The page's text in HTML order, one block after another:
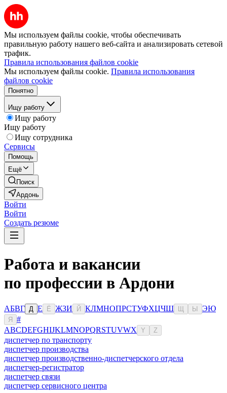
Мы используем файлы cookie, чтобы обеспечивать
правильную работу нашего веб-сайта и анализировать сетевой
трафик.
Правила использования файлов cookie
Мы используем файлы cookie. Правила использования
файлов cookie
Понятно
Ищу работу
Ищу работу
Ищу работу
Ищу сотрудника
Сервисы
Помощь
Ещё
Поиск
Ардонь
Войти
Войти
Создать резюме
Работа и вакансии
по профессии в Ардони
АБВГ Д Е Ё ЖЗИ Й КЛМНОПРСТУФХЦЧШ Ы ЭЮ
Я
#
ABCDEFGHIJKLMNOPQRSTUVWX Y Z
диспетчер по транспорту
диспетчер производства
диспетчер производственно-диспетчерского отдела
диспетчер-регистратор
диспетчер связи
диспетчер сервисного центра